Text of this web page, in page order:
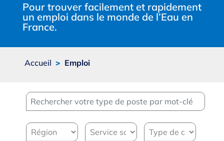
Pour trouver facilement et rapidement
un emploi dans le monde de l’Eau en
France.
Accueil > Emploi